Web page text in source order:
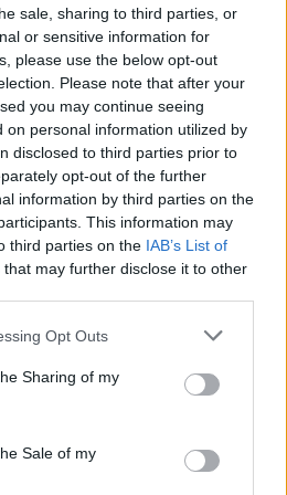
sale, sharing to third parties, or
or sensitive information for
please use the below opt-out
Please note that after your
you may continue seeing
on personal information utilized by
disclosed to third parties prior to
opt-out of the further
information by third parties on the
This information may
third parties on the IAB’s List of
that may further disclose it to other
app uses one or more Google
behaviour. You may click to
and its third-party tags to
purposes in below Google
Opt Outs
Sharing of my
Sale of my
rendezvényeknek is.
a Champagne
koncepciója, hogy a
adott champagne-házat
a hasznos és
mellett a tematikus
el. Így azoknak is
csak különleges
vasárnapig, 18:00-tól
champagne kedvelőit!